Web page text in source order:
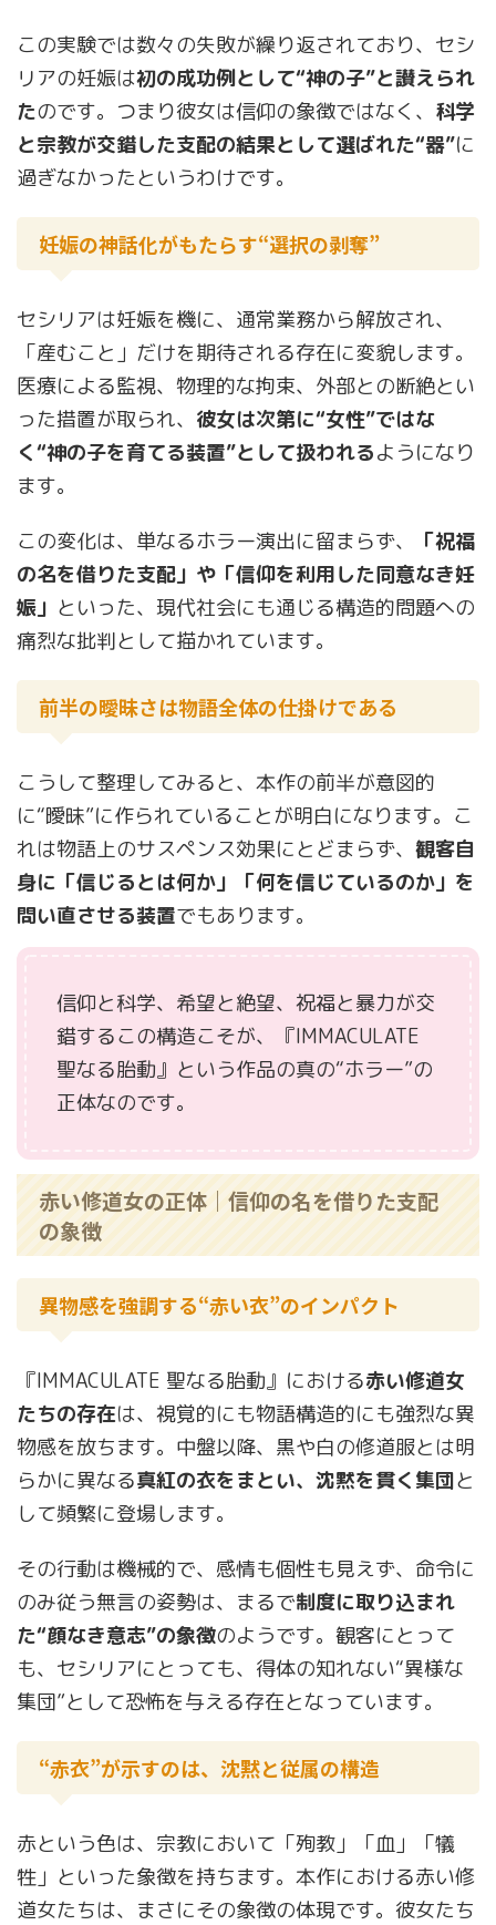
この実験では数々の失敗が繰り返されており、セシ
リアの妊娠は初の成功例として“神の子”と讃えられ
たのです。つまり彼女は信仰の象徴ではなく、 科学
と宗教が交錯した支配の結果として選ばれた“器”に
過ぎなかったというわけです。
妊娠の神話化がもたらす“選択の剥奪”
セシリアは妊娠を機に、通常業務から解放され、
「産むこと」だけを期待される存在に変貌します。
医療による監視、物理的な拘束、外部との断絶とい
った措置が取られ、 彼女は次第に“女性”ではな
く“神の子を育てる装置”として扱われるようになり
ます。
この変化は、単なるホラー演出に留まらず、
「祝福
の名を借りた支配」や「信仰を利用した同意なき妊
娠」 といった、現代社会にも通じる構造的問題への
痛烈な批判として描かれています。
前半の曖昧さは物語全体の仕掛けである
こうして整理してみると、本作の前半が意図的
に“曖昧”に作られていることが明白になります。こ
れは物語上のサスペンス効果にとどまらず、 観客自
身に「信じるとは何か」「何を信じているのか」を
問い直させる装置でもあります。
信仰と科学、希望と絶望、祝福と暴力が交
錯するこの構造こそが、『IMMACULATE
聖なる胎動』という作品の真の“ホラー”の
正体なのです。
赤い修道女の正体｜信仰の名を借りた支配
の象徴
異物感を強調する“赤い衣”のインパクト
『IMMACULATE 聖なる胎動』における赤い修道女
たちの存在は、視覚的にも物語構造的にも強烈な異
物感を放ちます。中盤以降、黒や白の修道服とは明
らかに異なる真紅の衣をまとい、沈黙を貫く集団と
して頻繁に登場します。
その行動は機械的で、感情も個性も見えず、命令に
のみ従う無言の姿勢は、まるで制度に取り込まれ
た“顔なき意志”の象徴のようです。観客にとって
も、セシリアにとっても、得体の知れない“異様な
集団”として恐怖を与える存在となっています。
“赤衣”が示すのは、沈黙と従属の構造
赤という色は、宗教において「殉教」「血」「犠
牲」といった象徴を持ちます。本作における赤い修
道女たちは、まさにその象徴の体現です。彼女たち